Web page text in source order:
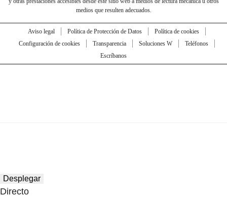
medios que resulten adecuados.
Aviso legal Política de Protección de Datos
Política de cookies
Configuración de cookies
Transparencia Soluciones W
Teléfonos
Escríbanos
Desplegar
Directo